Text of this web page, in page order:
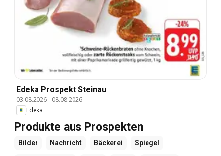
Edeka Prospekt Steinau
03.08.2026- 08.08.2026
Edeka
Produkte aus Prospekten
Bilder Nachricht Bäckerei Spiegel